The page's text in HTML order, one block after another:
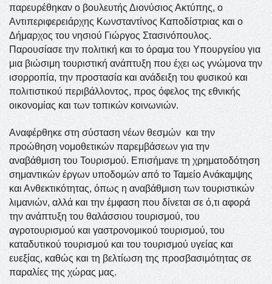
παρευρέθηκαν ο βουλευτής Διονύσιος Ακτύπης, ο
Αντιπεριφερειάρχης Κωνσταντίνος Καποδίστριας και ο
Δήμαρχος του νησιού Γιώργος Στασινόπουλος.
Παρουσίασε την πολιτική και το όραμα του Υπουργείου για
μια βιώσιμη τουριστική ανάπτυξη που έχει ως γνώμονα την
ισορροπία, την προστασία και ανάδειξη του φυσικού και
πολιτιστικού περιβάλλοντος, προς όφελος της εθνικής
οικονομίας και των τοπικών κοινωνιών.
Αναφέρθηκε στη σύσταση νέων θεσμών και την
προώθηση νομοθετικών παρεμβάσεων για την
αναβάθμιση του Τουρισμού. Επισήμανε τη χρηματοδότηση
σημαντικών έργων υποδομών από το Ταμείο Ανάκαμψης
και Ανθεκτικότητας, όπως η αναβάθμιση των τουριστικών
λιμανιών, αλλά και την έμφαση που δίνεται σε ό,τι αφορά
την ανάπτυξη του θαλάσσιου τουρισμού, του
αγροτουρισμού και γαστρονομικού τουρισμού, του
καταδυτικού τουρισμού και του τουρισμού υγείας και
ευεξίας, καθώς και τη βελτίωση της προσβασιμότητας σε
παραλίες της χώρας μας.